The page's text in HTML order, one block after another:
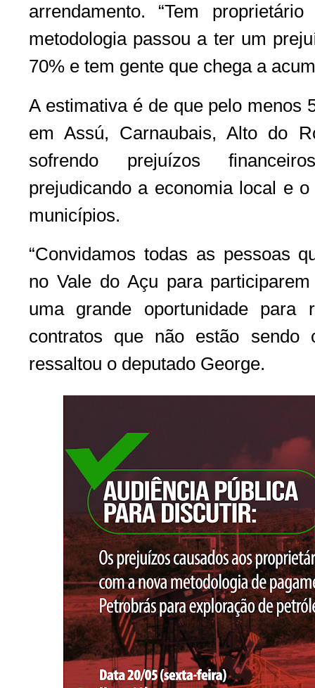
arrendamento. “Tem
metodologia passou a ter um
70% e tem gente que chega a
A estimativa é de que pelo menos
em Assú, Carnaubais, Alto do
sofrendo prejuízos
prejudicando a economia local e
municípios.
“Convidamos todas as pessoas
no Vale do Açu para
uma grande oportunidade para
contratos que não estão sendo
ressaltou o deputado George.